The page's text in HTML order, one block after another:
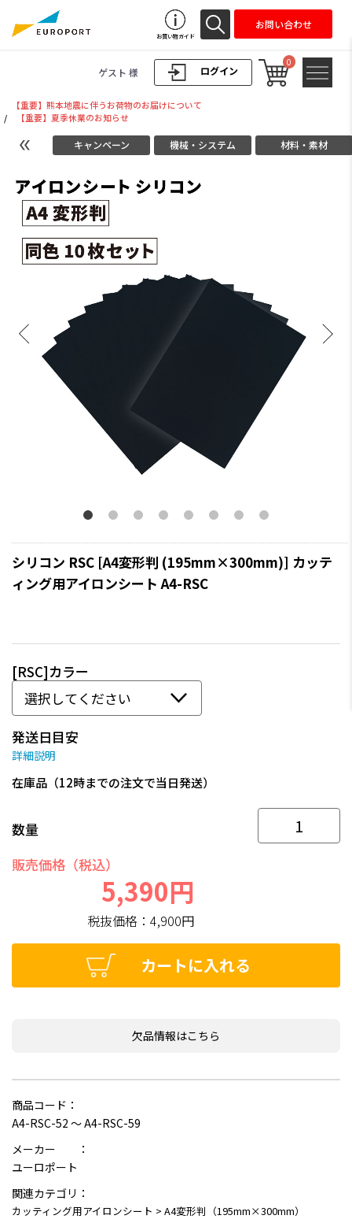
ログイン
ゲスト 様
0
お買い物ガイド
お問い合わせ
【重要】熊本地震に伴うお荷物のお届けについて
/
【重要】夏季休業のお知らせ
キャンペーン 機械・システム 材料・素材
シリコン RSC [A4変形判 (195mm×300mm)] カッテ
ィング用アイロンシート A4-RSC
[RSC]カラー
発送日目安
詳細説明
在庫品（12時までの注文で当日発送）
数量
販売価格（税込）
5,390円
税抜価格：4,900円
カートに入れる
欠品情報はこちら
商品コード：
A4-RSC-52 ～ A4-RSC-59
メーカー ：
ユーロポート
関連カテゴリ：
カッティング用アイロンシート > A4変形判（195mm×300mm）